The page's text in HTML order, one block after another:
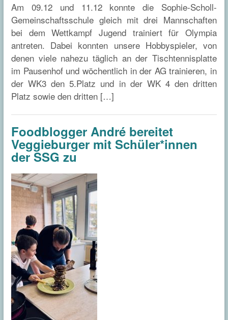
Am 09.12 und 11.12 konnte die Sophie-Scholl-
Gemeinschaftsschule gleich mit drei Mannschaften
bei dem Wettkampf Jugend trainiert für Olympia
antreten. Dabei konnten unsere Hobbyspieler, von
denen viele nahezu täglich an der Tischtennisplatte
im Pausenhof und wöchentlich in der AG trainieren, in
der WK3 den 5.Platz und in der WK 4 den dritten
Platz sowie den dritten […]
Foodblogger André bereitet
Veggieburger mit Schüler*innen
der SSG zu